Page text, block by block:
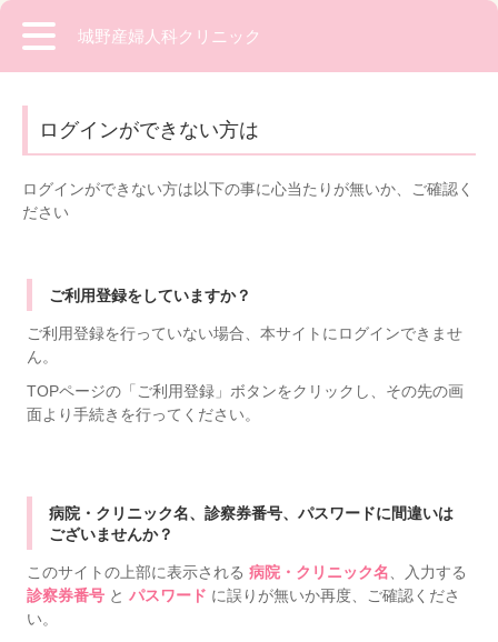
城野産婦人科クリニック
ログインができない方は
ログインができない方は以下の事に心当たりが無いか、ご確認く
ださい
ご利用登録をしていますか？
ご利用登録を行っていない場合、本サイトにログインできませ
ん。
TOPページの「ご利用登録」ボタンをクリックし、その先の画
面より手続きを行ってください。
病院・クリニック名、診察券番号、パスワードに間違いは
ございませんか？
このサイトの上部に表示される 病院・クリニック名 、入力する
診察券番号 と パスワード に誤りが無いか再度、ご確認くださ
い。